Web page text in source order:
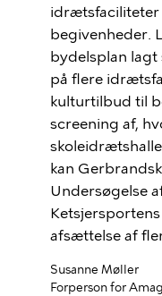
idrætsfaciliteter
begivenheder.
bydelsplan
på flere
kulturtilbud til
screening af,
kan
Undersøgelse
afsættelse af
Susanne Møller
Forperson for